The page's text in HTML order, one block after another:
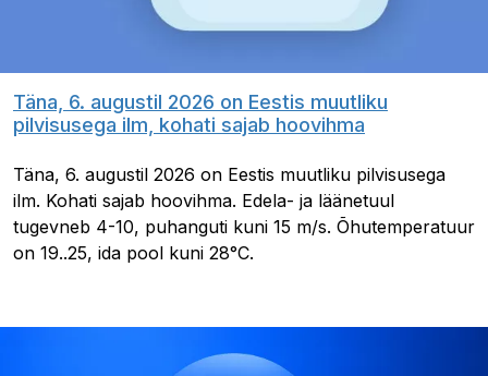
Täna, 6. augustil 2026 on Eestis muutliku
pilvisusega ilm, kohati sajab hoovihma
Täna, 6. augustil 2026 on Eestis muutliku pilvisusega
ilm. Kohati sajab hoovihma. Edela- ja läänetuul
tugevneb 4-10, puhanguti kuni 15 m/s. Õhutemperatuur
on 19..25, ida pool kuni 28°C.